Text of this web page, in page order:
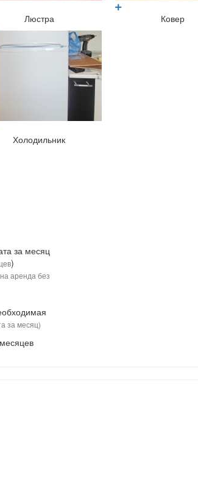
Люстра Ковер
Холодильник
за месяц
)
аренда без
за месяц)